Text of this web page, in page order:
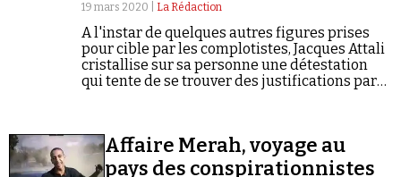
19 mars 2020 | La Rédaction
A l'instar de quelques autres figures prises
pour cible par les complotistes, Jacques Attali
cristallise sur sa personne une détestation
qui tente de se trouver des justifications par
Affaire Merah, voyage au
pays des conspirationnistes